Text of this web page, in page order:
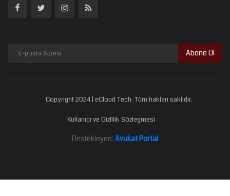
Abone Ol
Copyright 2024 | eCloud Tech. Tüm hakları saklıdır.
Kullanıcı ve Gizlilik Sözleşmesi
Destekleyen: Avukat Portal